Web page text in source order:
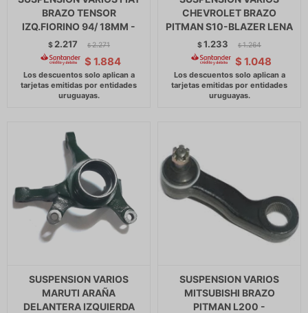
BRAZO TENSOR
IZQ.FIORINO 94/ 18MM -
$ 2.217 $ 2.271
$ 1.884
CHEVROLET BRAZO
PITMAN S10-BLAZER LENA
$1.233 $ 1.264
$ 1.048
SUSPENSION VARIOS
MARUTI ARAÑA
DELANTERA IZQUIERDA
SUSPENSION VARIOS
MITSUBISHI BRAZO
PITMAN L200 -